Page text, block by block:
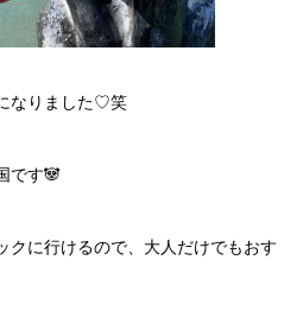
なりました♡笑
です🐼
クに行けるので、大人だけでもおす